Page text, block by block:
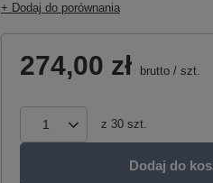
+ Dodaj do porównania
274,00 zł brutto / szt.
z 30 szt.
Dodaj do